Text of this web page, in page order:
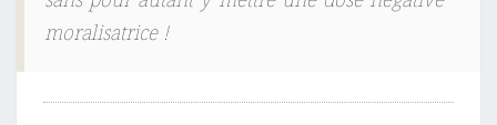
moralisatrice !